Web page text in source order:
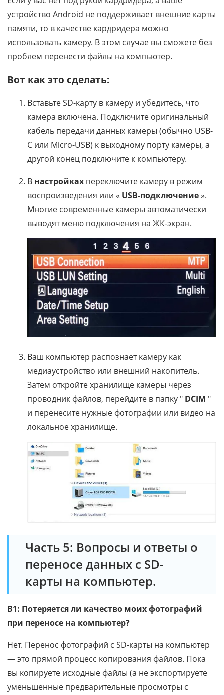
устройство Android не поддерживает внешние карты
памяти, то в качестве кардридера можно
использовать камеру. В этом случае вы сможете без
проблем перенести файлы на компьютер.
Вот как это сделать:
Вставьте SD-карту в камеру и убедитесь, что
камера включена. Подключите оригинальный
кабель передачи данных камеры (обычно USB-
C или Micro-USB) к выходному порту камеры, а
другой конец подключите к компьютеру.
В настройках переключите камеру в режим
воспроизведения или « USB-подключение».
Многие современные камеры автоматически
выводят меню подключения на ЖК-экран.
Ваш компьютер распознает камеру как
медиаустройство или внешний накопитель.
Затем откройте хранилище камеры через
проводник файлов, перейдите в папку " DCIM "
и перенесите нужные фотографии или видео на
локальное хранилище.
Часть 5: Вопросы и ответы о
переносе данных с SD-
карты на компьютер.
В1: Потеряется ли качество моих фотографий
при переносе на компьютер?
Нет. Перенос фотографий с SD-карты на компьютер
— это прямой процесс копирования файлов. Пока
вы копируете исходные файлы (а не экспортируете
уменьшенные предварительные просмотры с